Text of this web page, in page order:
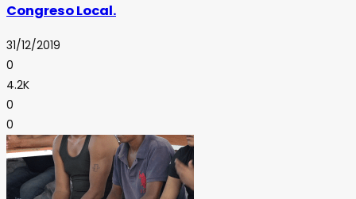
Congreso Local.
31/12/2019
0
4.2K
0
0